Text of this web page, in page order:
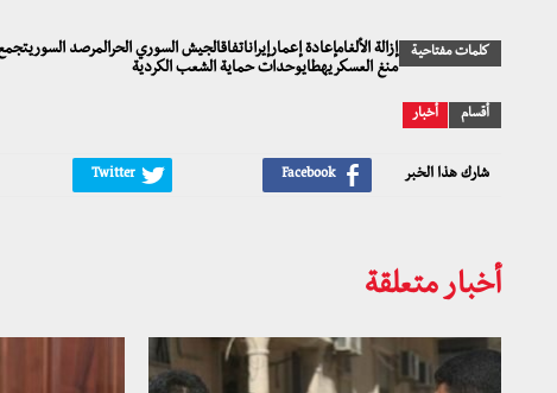
كلمات مفتاحية
إزالة الألغامإعادة إعمارإيراناتفاقالجيش السوري الحرالمرصد
منغ العسكريهطايوحدات حماية الشعب الكردية
أقسام أخبار
شارك هذا الخبر
أخبار متعلقة